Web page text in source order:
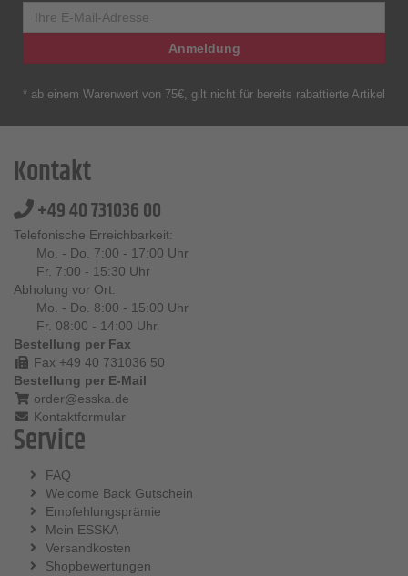
Anmeldung
* ab einem Warenwert von 75€, gilt nicht für bereits rabattierte Artikel
Kontakt
+49 40 731036 00
Telefonische Erreichbarkeit:
Mo. - Do. 7:00 - 17:00 Uhr
Fr. 7:00 - 15:30 Uhr
Abholung vor Ort:
Mo. - Do. 8:00 - 15:00 Uhr
Fr. 08:00 - 14:00 Uhr
Bestellung per Fax
Fax +49 40 731036 50
Bestellung per E-Mail
order@esska.de
Kontaktformular
Service
FAQ
Welcome Back Gutschein
Empfehlungsprämie
Mein ESSKA
Versandkosten
Shopbewertungen